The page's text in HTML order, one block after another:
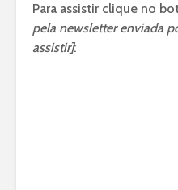
Para assistir clique no
pela newsletter enviada
assistir]: